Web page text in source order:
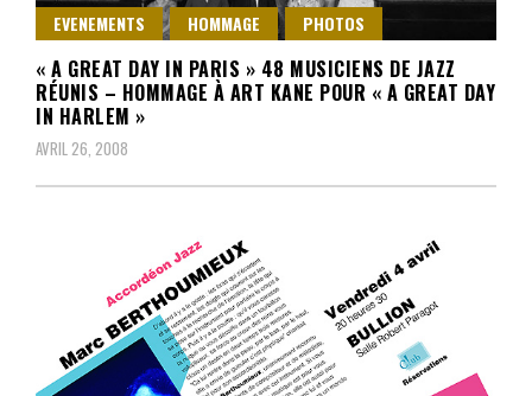
EVENEMENTS HOMMAGE PHOTOS
« A GREAT DAY IN PARIS » 48 MUSICIENS DE JAZZ
RÉUNIS – HOMMAGE À ART KANE POUR « A GREAT DAY
IN HARLEM »
AVRIL 26, 2008